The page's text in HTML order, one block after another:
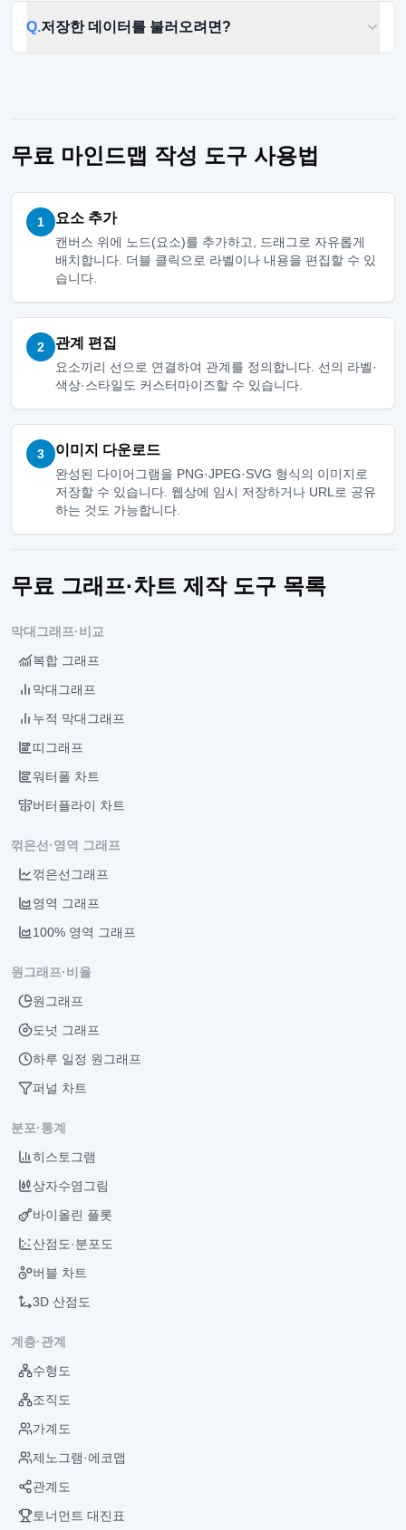
Q.저장한 데이터를 불러오려면?
무료 마인드맵 작성 도구 사용법
1 요소 추가
캔버스 위에 노드(요소)를 추가하고, 드래그로 자유롭게
배치합니다. 더블 클릭으로 라벨이나 내용을 편집할 수 있
습니다.
2 관계 편집
요소끼리 선으로 연결하여 관계를 정의합니다. 선의 라벨·
색상·스타일도 커스터마이즈할 수 있습니다.
3 이미지 다운로드
완성된 다이어그램을 PNG·JPEG·SVG 형식의 이미지로
저장할 수 있습니다. 웹상에 임시 저장하거나 URL로 공유
하는 것도 가능합니다.
무료 그래프·차트 제작 도구 목록
막대그래프·비교
복합 그래프
막대그래프
누적 막대그래프
띠그래프
워터폴 차트
버터플라이 차트
꺾은선·영역 그래프
꺾은선그래프
영역 그래프
100% 영역 그래프
원그래프·비율
원그래프
도넛 그래프
하루 일정 원그래프
퍼널 차트
분포·통계
히스토그램
상자수염그림
바이올린 플롯
산점도·분포도
버블 차트
3D 산점도
계층·관계
수형도
조직도
가계도
제노그램·에코맵
관계도
토너먼트 대진표